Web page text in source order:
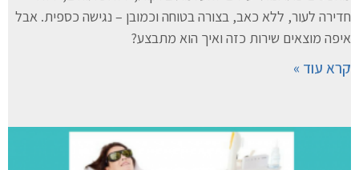
חדירה לעור, ללא כאב, בצורה בטוחה וכמובן – נגישה כספית. אבל
איפה מוצאים שירות כזה ואיך הוא מתבצע?
קרא עוד »